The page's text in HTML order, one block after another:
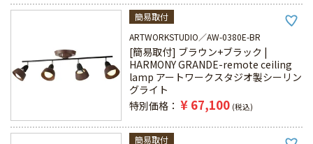
簡易取付
ARTWORKSTUDIO
AW-0380E-BR
[簡易取付] ブラウン+ブラック |
HARMONY GRANDE-remote ceiling
lamp アートワークスタジオ製シーリン
グライト
特別価格
¥ 67,100 税込
簡易取付